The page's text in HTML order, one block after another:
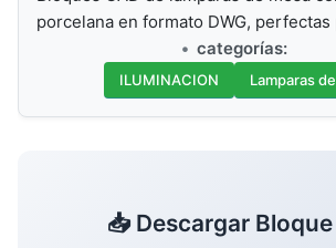
porcelana en formato DWG,
categorías:
ILUMINACION Lamparas
📥 Descargar Bloque